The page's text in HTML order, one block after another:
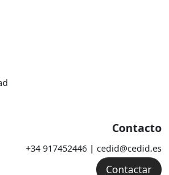
Contacto
+34 917452446 | cedid@cedid.es
Contactar